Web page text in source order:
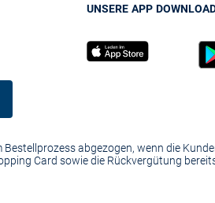
UNSERE APP
abgezogen, wenn die
Card sowie die Rückvergütung